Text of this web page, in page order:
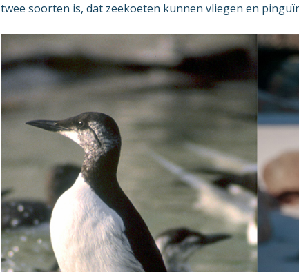
twee soorten is, dat zeekoeten kunnen vliegen en